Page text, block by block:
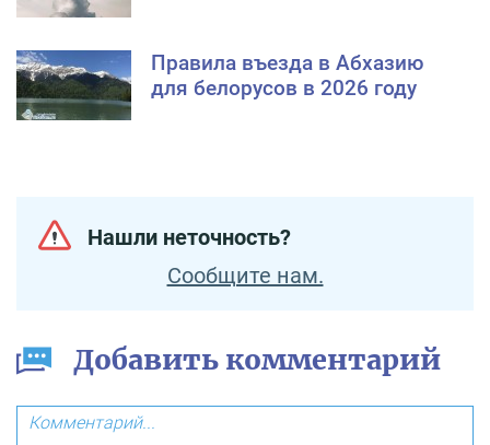
Правила въезда в Абхазию
для белорусов в 2026 году
Нашли неточность?
Сообщите нам.
Добавить комментарий